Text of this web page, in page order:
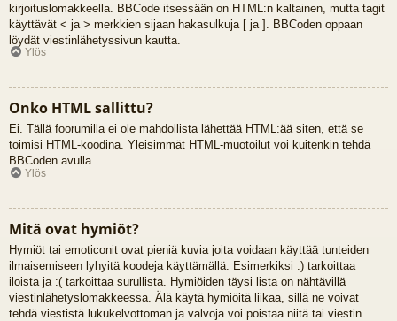
kirjoituslomakkeella. BBCode itsessään on HTML:n kaltainen, mutta tagit
käyttävät < ja > merkkien sijaan hakasulkuja [ ja ]. BBCoden oppaan
löydät viestinlähetyssivun kautta.
Ylös
Onko HTML sallittu?
Ei. Tällä foorumilla ei ole mahdollista lähettää HTML:ää siten, että se
toimisi HTML-koodina. Yleisimmät HTML-muotoilut voi kuitenkin tehdä
BBCoden avulla.
Ylös
Mitä ovat hymiöt?
Hymiöt tai emoticonit ovat pieniä kuvia joita voidaan käyttää tunteiden
ilmaisemiseen lyhyitä koodeja käyttämällä. Esimerkiksi :) tarkoittaa
iloista ja :( tarkoittaa surullista. Hymiöiden täysi lista on nähtävillä
viestinlähetyslomakkeessa. Älä käytä hymiöitä liikaa, sillä ne voivat
tehdä viestistä lukukelvottoman ja valvoja voi poistaa niitä tai viestin